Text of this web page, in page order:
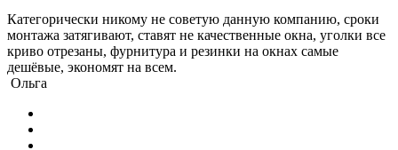
Категорически никому не советую данную компанию, сроки
монтажа затягивают, ставят не качественные окна, уголки все
криво отрезаны, фурнитура и резинки на окнах самые
дешёвые, экономят на всем.
Ольга